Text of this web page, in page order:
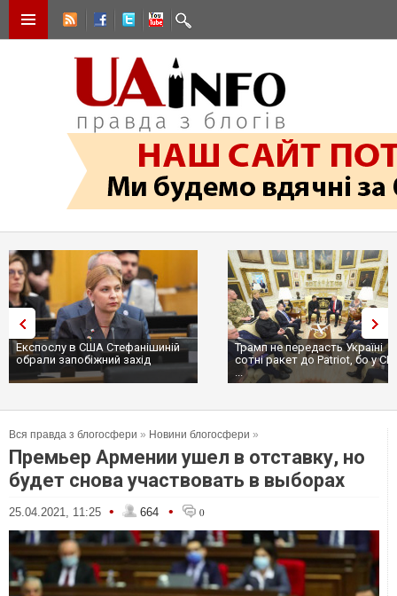
Експослу в США Стефанішиній
обрали запобіжний захід
Трамп не передасть Україні
сотні ракет до Patriot, бо у
...
Вся правда з блогосфери » Новини блогосфери »
Премьер Армении ушел в отставку, но
будет снова участвовать в выборах
25.04.2021, 11:25 • 664 • 0